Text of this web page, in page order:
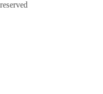
reserved